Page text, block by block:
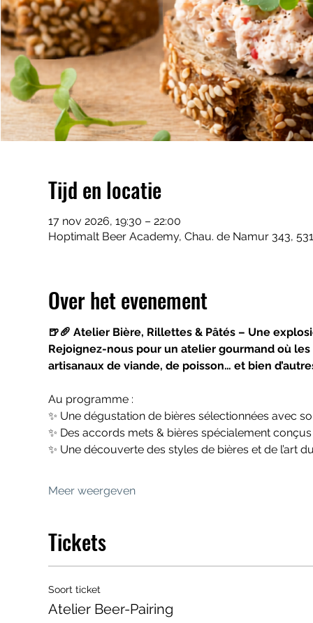
Tijd en locatie
17 nov 2026, 19:30 – 22:00
Hoptimalt Beer Academy, Chau. de Namur 343,
Over het evenement
🍺🥖 Atelier Bière, Rillettes & Pâtés – Une
Rejoignez-nous pour un atelier gourmand où
artisanaux de viande, de poisson… et bien
Au programme :
✨ Une dégustation de bières sélectionnées avec
✨ Des accords mets & bières spécialement
✨ Une découverte des styles de bières et de l’art
Meer weergeven
Tickets
Soort ticket
Atelier Beer-Pairing